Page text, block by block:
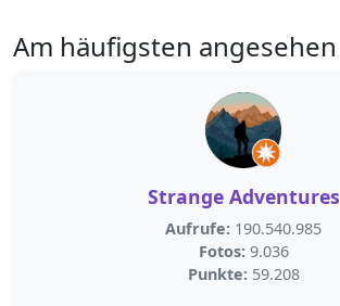
Am häufigsten angesehen
Strange Adventures
Aufrufe: 190.540.985
Fotos: 9.036
Punkte: 59.208